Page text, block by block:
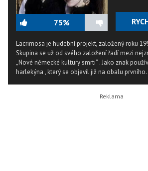
75%
Lacrimosa je hudební projekt, založený roku
Skupina se už od svého založení řadí mezi
„Nové německé kultury smrti“ . Jako znak
harlekýna , který se objevil již na obalu